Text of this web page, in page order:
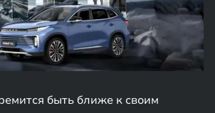
быть ближе к своим